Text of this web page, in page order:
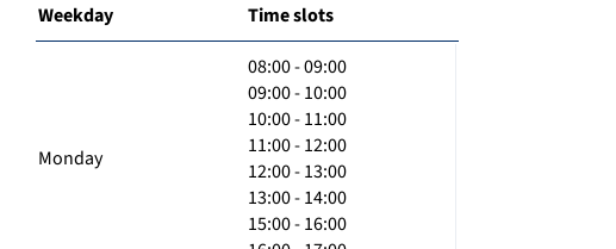
Weekday Time slots
Monday
08:00 - 09:00
09:00 - 10:00
10:00 - 11:00
11:00 - 12:00
12:00 - 13:00
13:00 - 14:00
15:00 - 16:00